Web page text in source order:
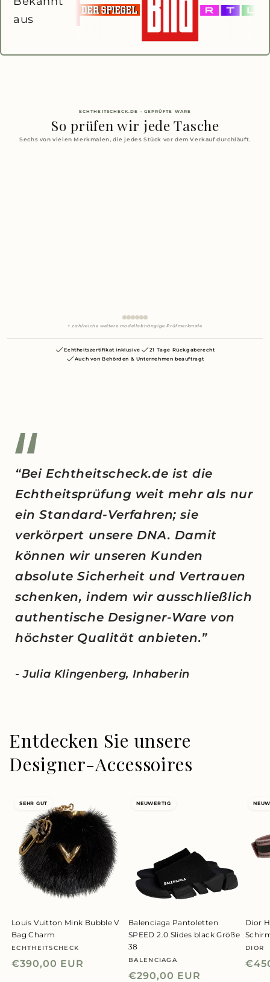
aus
ECHTHEITSCHECK.DE · GEPRÜFTE WARE
So prüfen wir jede Tasche
Sechs von vielen Merkmalen, die jedes Stück vor dem Verkauf durchläuft.
+ zahlreiche weitere modellabhängige Prüfmerkmale
Echtheitszertifikat inklusive
21 Tage Rückgaberecht
Auch von Behörden & Unternehmen beauftragt
“Bei Echtheitscheck.de ist die
Echtheitsprüfung weit mehr als nur
ein Standard-Verfahren; sie
verkörpert unsere DNA. Damit
können wir unseren Kunden
absolute Sicherheit und Vertrauen
schenken, indem wir ausschließlich
authentische Designer-Ware von
höchster Qualität anbieten.”
- Julia Klingenberg, Inhaberin
Entdecken Sie unsere
Designer-Accessoires
SEHR GUT
Louis Vuitton Mink Bubble V
Bag Charm
Anbieter:
ECHTHEITSCHECK
Normaler
€390,00 EUR
NEUWERTIG
Balenciaga Pantoletten
SPEED 2.0 Slides black Größe
38
Anbieter:
BALENCIAGA
Normaler
€290,00 EUR
Dior
DIOR